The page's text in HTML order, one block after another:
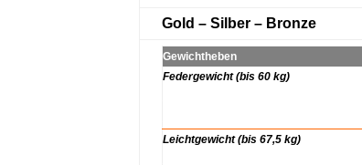
Gold – Silber – Bronze
Gewichtheben
Federgewicht (bis 60 kg)
Leichtgewicht (bis 67,5 kg)